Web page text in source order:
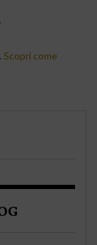
Scopri come